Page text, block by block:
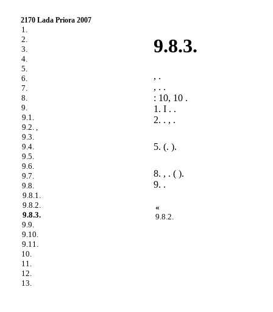
2170 Lada Priora 2007
1.
2.
3.
4.
5.
6.
7.
8.
9.
9.1.
9.2. ,
9.3.
9.4.
9.5.
9.6.
9.7.
9.8.
9.8.1.
9.8.2.
9.8.3.
9.9.
9.10.
9.11.
10.
11.
12.
13.
9.8.3.
, .
, . .
: 10, 10 .
1. I . .
2. . , .
5. (. ).
8. , . ( ).
9. .
«
9.8.2.